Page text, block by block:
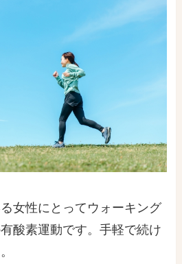
女性にとってウォーキング
酸素運動です。手軽で続け